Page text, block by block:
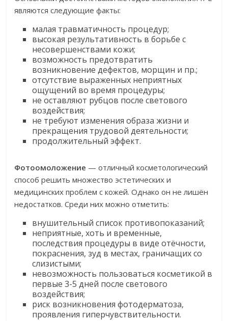
являются следующие факты:
малая травматичность процедур;
высокая результативность в борьбе с
несовершенствами кожи;
возможность предотвратить
возникновение дефектов, морщин и пр.;
отсутствие выраженных неприятных
ощущений во время процедуры;
не оставляют рубцов после светового
воздействия;
не требуют изменения образа жизни и
прекращения трудовой деятельности;
продолжительный эффект.
Фотоомоложение — отличный косметологический
способ решить множество эстетических и
медицинских проблем с кожей. Однако он не лишён
недостатков. Среди них можно отметить:
внушительный список противопоказаний;
неприятные, хоть и временные,
последствия процедуры в виде отёчности,
покраснения, зуд в местах, граничащих со
слизистыми;
невозможность пользоваться косметикой в
первые 3-5 дней после светового
воздействия;
риск возникновения фотодерматоза,
проявления гиперчувствительности.